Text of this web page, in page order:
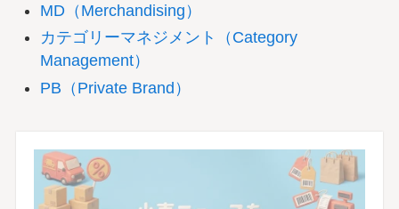
MD（Merchandising）
カテゴリーマネジメント（Category
Management）
PB（Private Brand）